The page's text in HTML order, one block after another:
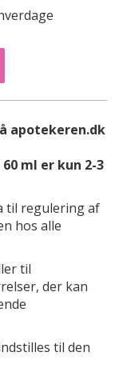
apotekeren.dk
ml er kun 2-3
til regulering af
hos alle
til
der kan
til den